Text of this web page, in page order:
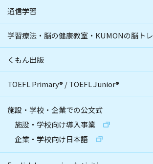
通信学習
学習療法・脳の健康教室・KUMONの脳トレ
くもん出版
TOEFL Primary® /TOEFL Junior®
施設・学校・企業での公文式
施設・学校向け導入事業
企業・学校向け日本語